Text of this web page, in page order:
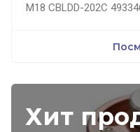
M18 CBLDD-202C
Хит